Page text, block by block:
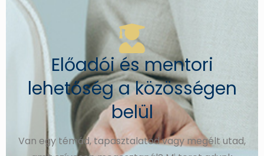
Előadói és mentori
lehetőség a közösségen
belül
Van egy témád, tapasztalatod vagy megélt utad,